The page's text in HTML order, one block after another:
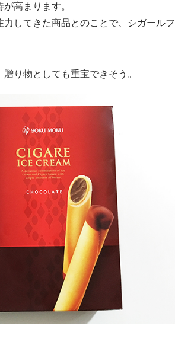
高まります。
してきた商品とのことで、シガールフ
り物としても重宝できそう。